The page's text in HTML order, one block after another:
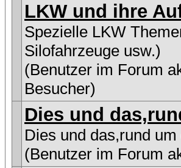
LKW und ihre
Spezielle LKW
Silofahrzeuge usw.)
(Benutzer im Forum
Besucher)
Dies und
Dies und das,rund um
(Benutzer im Forum